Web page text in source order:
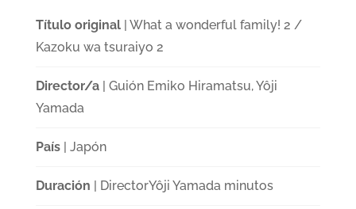
Título original| What a wonderful family! 2 /
Kazoku wa tsuraiyo 2
Director/a| Guión Emiko Hiramatsu, Yôji
Yamada
País| Japón
Duración | DirectorYôji Yamada minutos